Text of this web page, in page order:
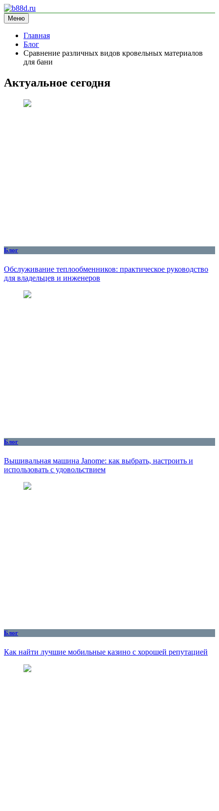
Перейти
к
содержимому
b88d.ru
информационный сайт
Меню
Главная
Блог
Сравнение различных видов кровельных материалов
для бани
Актуальное сегодня
Блог
Обслуживание теплообменников: практическое руководство
для владельцев и инженеров
Блог
Вышивальная машина Janome: как выбрать, настроить и
использовать с удовольствием
Блог
Как найти лучшие мобильные казино с хорошей репутацией